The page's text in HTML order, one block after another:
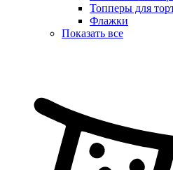
Топперы для
Флажки
Показать все